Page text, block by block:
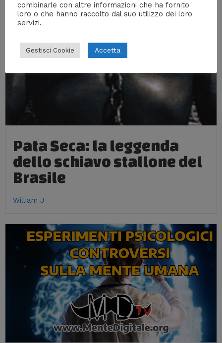
Pata Seca: la leggenda
dello schiavo stallone del
Brasile
William J
combinarle con altre informazioni che ha fornito
loro o che hanno raccolto dal suo utilizzo dei loro
servizi.
Gestisci Cookie Accetta